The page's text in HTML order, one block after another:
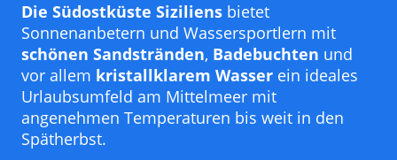
Die Südostküste Siziliens bietet
Sonnenanbetern und Wassersportlern mit
schönen Sandstränden, Badebuchten und
vor allem kristallklarem Wasser ein ideales
Urlaubsumfeld am Mittelmeer mit
angenehmen Temperaturen bis weit in den
Spätherbst.